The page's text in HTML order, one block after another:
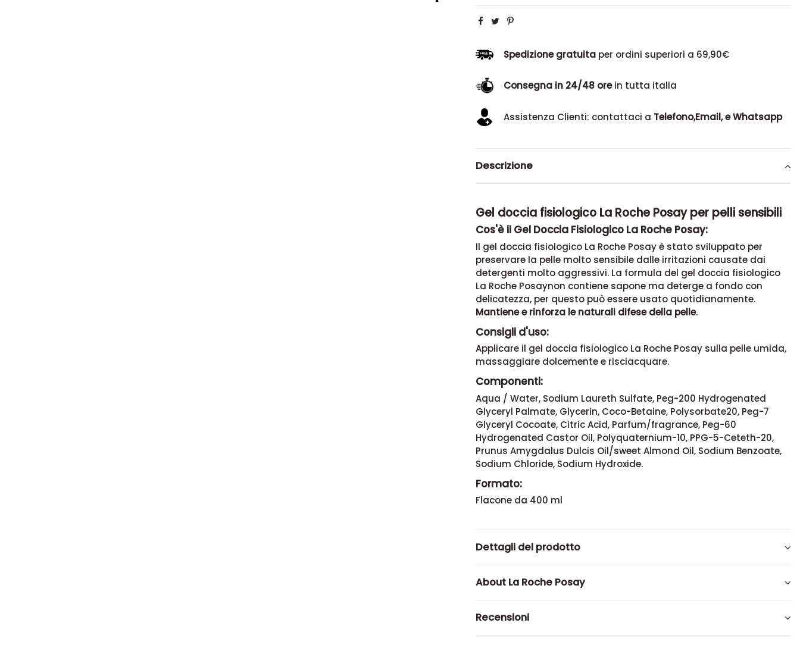
Spedizione gratuitaper ordini superiori a 69,90€
Consegna in 24/48 orein tutta italia
Assistenza Clienti: contattaci a Telefono,Email, e Whatsapp
Descrizione
Gel doccia fisiologico La Roche Posay per pelli sensibili
Cos'è il Gel Doccia Fisiologico La Roche Posay:
Il gel doccia fisiologico La Roche Posay è stato sviluppato per
preservare la pelle molto sensibile dalle irritazioni causate dai
detergenti molto aggressivi. La formula del gel doccia fisiologico
La Roche Posaynon contiene sapone ma deterge a fondo con
delicatezza, per questo può essere usato quotidianamente.
Mantiene e rinforza le naturali difese della pelle.
Consigli d'uso:
Applicare il gel doccia fisiologico La Roche Posay sulla pelle umida,
massaggiare dolcemente e risciacquare.
Componenti:
Aqua / Water, Sodium Laureth Sulfate, Peg-200 Hydrogenated
Glyceryl Palmate, Glycerin, Coco-Betaine, Polysorbate20, Peg-7
Glyceryl Cocoate, Citric Acid, Parfum/fragrance, Peg-60
Hydrogenated Castor Oil, Polyquaternium-10, PPG-5-Ceteth-20,
Prunus Amygdalus Dulcis Oil/sweet Almond Oil, Sodium Benzoate,
Sodium Chloride, Sodium Hydroxide.
Formato:
Flacone da 400 ml
Dettagli del prodotto
About La Roche Posay
Recensioni